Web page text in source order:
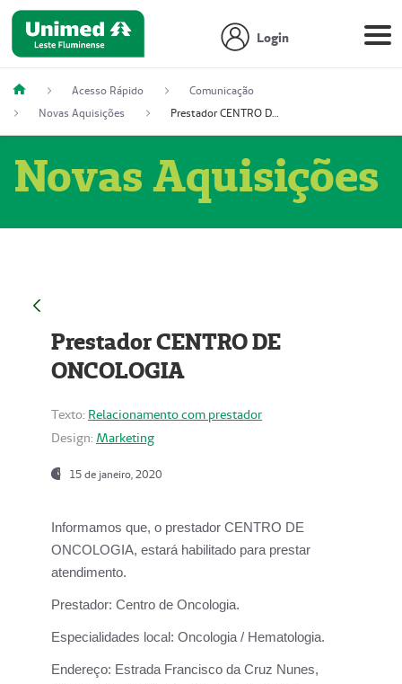
Login
Acesso Rápido
Comunicação
Novas Aquisições
Prestador CENTRO DE ONCOLOGIA
Novas Aquisições
Prestador CENTRO DE
ONCOLOGIA
Texto: Relacionamento com prestador
Design: Marketing
15 de janeiro, 2020
Informamos que, o prestador CENTRO DE
ONCOLOGIA, estará habilitado para prestar
atendimento.
Prestador: Centro de Oncologia.
Especialidades local: Oncologia / Hematologia.
Endereço: Estrada Francisco da Cruz Nunes,